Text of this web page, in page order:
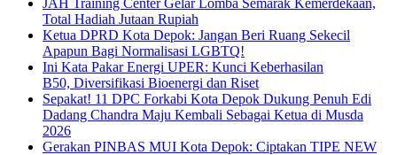
JAH Training Center Gelar Lomba Semarak Kemerdekaan,
Total Hadiah Jutaan Rupiah
Ketua DPRD Kota Depok: Jangan Beri Ruang Sekecil
Apapun Bagi Normalisasi LGBTQ!
Ini Kata Pakar Energi UPER: Kunci Keberhasilan
B50, Diversifikasi Bioenergi dan Riset
Sepakat! 11 DPC Forkabi Kota Depok Dukung Penuh Edi
Dadang Chandra Maju Kembali Sebagai Ketua di Musda
2026
Gerakan PINBAS MUI Kota Depok: Ciptakan TIPE NEW